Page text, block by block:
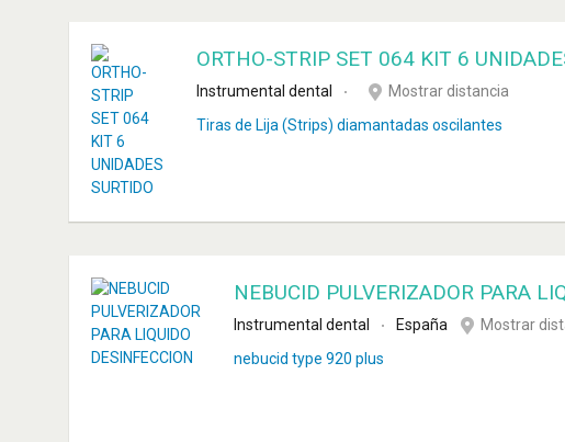
ORTHO-STRIP SET 064 KIT 6
Instrumental dental
Mostrar distancia
Tiras de Lija (Strips) diamantadas oscilantes
NEBUCID PULVERIZADOR PARA
Instrumental dental España
Mostrar
nebucid type 920 plus